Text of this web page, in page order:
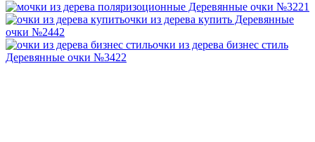
очки из дерева поляризоционные Деревянные очки №3221
очки из дерева купить Деревянные
очки №2442
очки из дерева бизнес стиль
Деревянные очки №3422